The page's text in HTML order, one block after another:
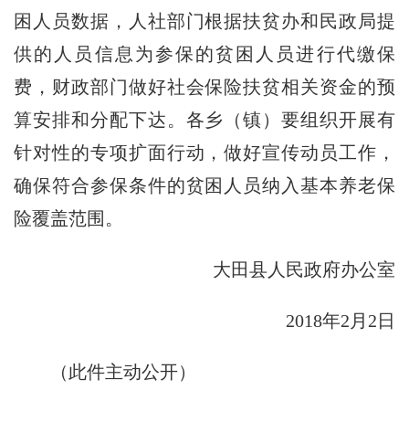
困人员数据，人社部门根据扶贫办和民政局提
供的人员信息为参保的贫困人员进行代缴保
费，财政部门做好社会保险扶贫相关资金的预
算安排和分配下达。各乡（镇）要组织开展有
针对性的专项扩面行动，做好宣传动员工作，
确保符合参保条件的贫困人员纳入基本养老保
险覆盖范围。
大田县人民政府办公室
2018年2月2日
（此件主动公开）